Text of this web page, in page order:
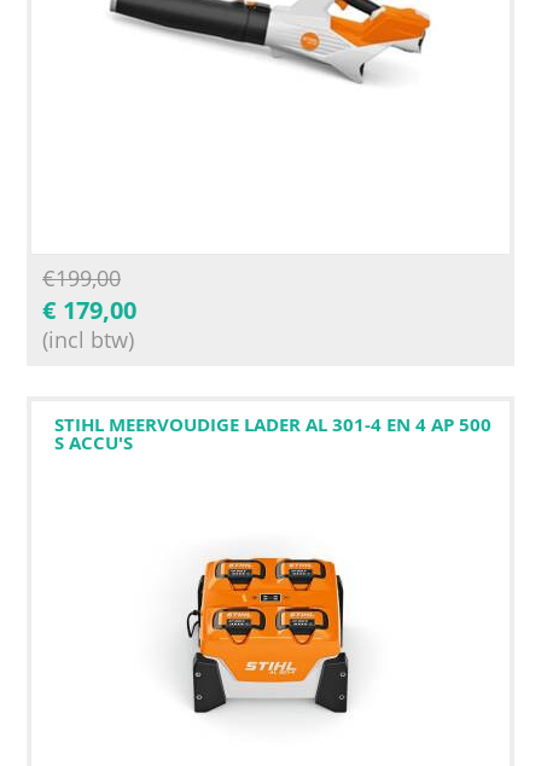
€199,00
€ 179,00
(incl btw)
STIHL MEERVOUDIGE LADER AL 301-4 EN 4 AP 500
S ACCU'S